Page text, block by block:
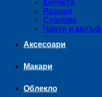
Кепчета
Ролери
Столове
Чанти и
Аксесоари
Макари
Облекло